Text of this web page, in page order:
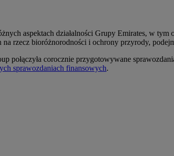
aspektach działalności Grupy Emirates, w
rzecz bioróżnorodności i ochrony przyrody,
połączyła corocznie przygotowywane
sprawozdaniach finansowych.